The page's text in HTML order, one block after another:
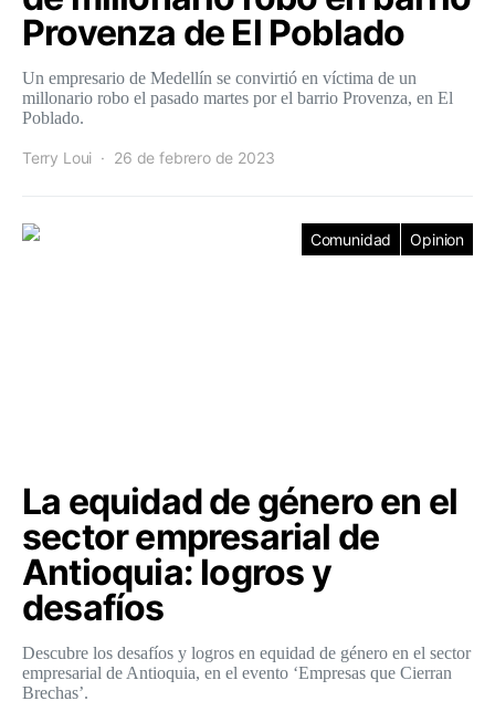
Provenza de El Poblado
Un empresario de Medellín se convirtió en víctima de un
millonario robo el pasado martes por el barrio Provenza, en El
Poblado.
Terry Loui 26 de febrero de 2023
Comunidad Opinion
La equidad de género en el
sector empresarial de
Antioquia: logros y
desafíos
Descubre los desafíos y logros en equidad de género en el sector
empresarial de Antioquia, en el evento ‘Empresas que Cierran
Brechas’.